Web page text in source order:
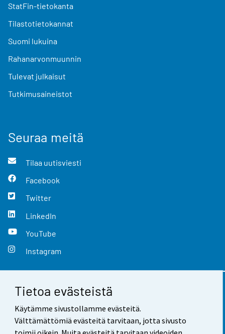
Tietoa evästeistä
Käytämme sivustollamme evästeitä.
Välttämättömiä evästeitä tarvitaan, jotta sivusto
StatFin-tietokanta
Tilastotietokannat
Suomi lukuina
Rahanarvonmuunnin
Tulevat julkaisut
Tutkimusaineistot
Seuraa meitä
Tilaa uutisviesti
Facebook
Twitter
LinkedIn
YouTube
Instagram
Yhteystiedot
Palaute